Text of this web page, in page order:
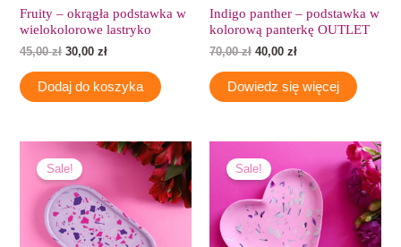
Fruity – okrągła podstawka w
wielokolorowe lastryko
45,00zł 30,00zł
Dodaj do koszyka
Indigo panther – podstawka w
kolorową panterkę OUTLET
70,00zł 40,00 zł
Dowiedz się więcej
Sale!
Pierwotna
cena
wynosiła:
70,00 zł.
Aktualna
wynosi:
42,00 zł.
Sale!cena
wynosiła:
49,00 zł.
wynosi:
32,00 zł.